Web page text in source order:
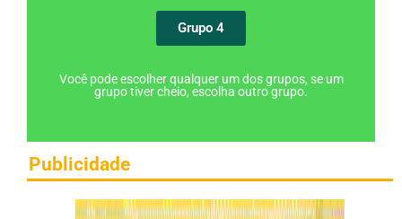
Grupo 4
Você pode escolher qualquer um dos grupos, se um
grupo tiver cheio, escolha outro grupo.
Publicidade